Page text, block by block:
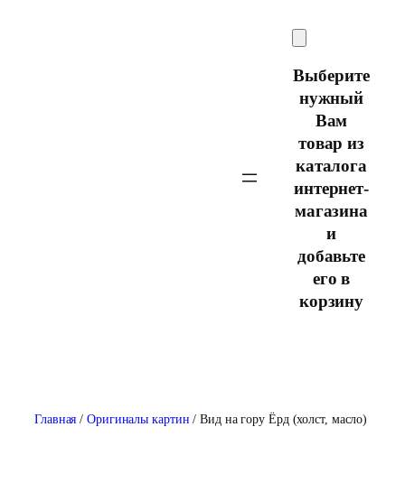
Выберите
нужный
Вам
товар из
каталога
интернет-
магазина
и
добавьте
его в
корзину
Главная /Оригиналы картин / Вид на гору Ёрд (холст, масло)